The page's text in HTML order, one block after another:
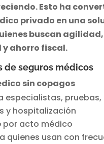
Esto ha
privado en una
buscan agilidad,
ahorro fiscal.
de seguros médicos
sin copagos
especialistas, pruebas,
y hospitalización
por acto médico
quienes usan con